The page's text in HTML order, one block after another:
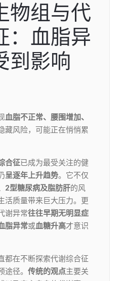
物组与代
：血脂异
到影响
血脂不正常、腰围增加、
藏风险，可能正在悄悄累
合征已成为最受关注的健
呈逐年上升趋势。它不仅
2型糖尿病及脂肪肝的风
活质量带来巨大压力。更
谢异常往往早期无明显症
脂异常或血糖升高才意识
都在不断探索代谢综合征
径。 传统的观点主要关